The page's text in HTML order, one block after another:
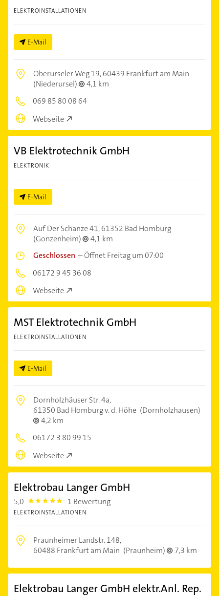
ELEKTROINSTALLATIONEN
E-Mail
Oberurseler Weg 19,60439 Frankfurt am Main
(Niederursel)
4,1 km
069 85 80 08 64
Webseite
VB Elektrotechnik GmbH
ELEKTRONIK
E-Mail
Auf Der Schanze 41,61352 Bad Homburg
(Gonzenheim)
4,1 km
Geschlossen –Öffnet Freitag um 07:00
06172 9 45 36 08
Webseite
MST Elektrotechnik GmbH
ELEKTROINSTALLATIONEN
E-Mail
Dornholzhäuser Str. 4a,
61350 Bad Homburg v. d. Höhe (Dornholzhausen)
4,2 km
06172 3 80 99 15
Webseite
Elektrobau Langer GmbH
5,0 5.0 1 Bewertung
ELEKTROINSTALLATIONEN
Praunheimer Landstr. 148,
60488 Frankfurt am Main (Praunheim) 7,3 km
Elektrobau Langer GmbH elektr.Anl. Rep.